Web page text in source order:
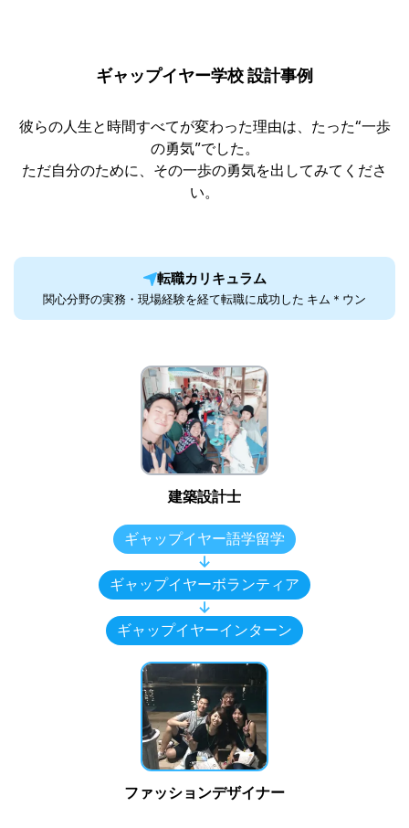
ギャップイヤー学校 設計事例
彼らの人生と時間すべてが変わった理由は、たった“一歩
の勇気”でした。
ただ自分のために、その一歩の勇気を出してみてくださ
い。
転職カリキュラム
関心分野の実務・現場経験を経て転職に成功した キム＊ウン
建築設計士
ギャップイヤー語学留学
↓
ギャップイヤーボランティア
↓
ギャップイヤーインターン
ファッションデザイナー